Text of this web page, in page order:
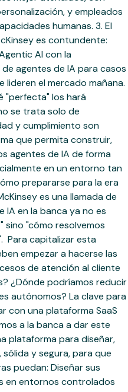
y empleados
humanas. 3. El
es contundente:
AI con la
agentes de IA para casos
lideren el mercado mañana.
"perfecta" los hará
se trata solo de
y cumplimiento son
que permita construir,
agentes de IA de forma
en un entorno tan
prepararse para la era
es una llamada de
IA en la banca ya no es
sino "cómo resolvemos
Para capitalizar esta
empezar a hacerse las
de atención al cliente
¿Dónde podríamos reducir
autónomos? La clave para
con una plataforma SaaS
a la banca a dar este
plataforma para diseñar,
y segura, para que
puedan: Diseñar sus
en entornos controlados